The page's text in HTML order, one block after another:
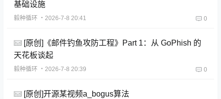
基础设施
毅种循环 ・2026-7-8 20:41 0
[原创]《邮件钓鱼攻防工程》Part 1：从 GoPhish 的
天花板谈起
毅种循环 ・2026-7-8 20:39 0
[原创]开源某视频a_bogus算法